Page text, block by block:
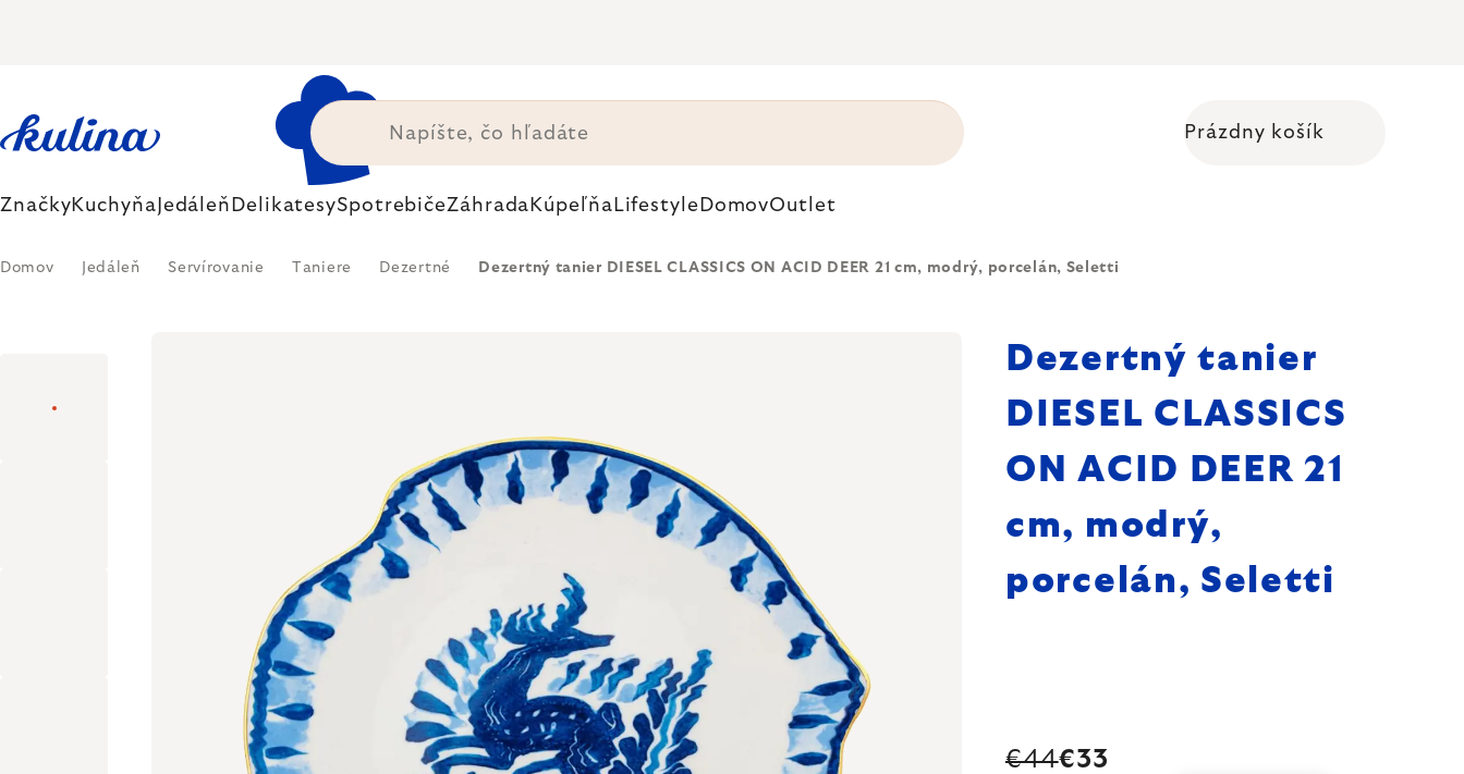
Prázdny košík
ZnačkyKuchyňa Jedáleň DelikatesySpotrebičeZáhrada Kúpeľňa Lifestyle DomovOutlet
Domov Jedáleň Servírovanie Taniere Dezertné Dezertný tanier DIESEL CLASSICS ON ACID DEER 21 cm, modrý, porcelán, Seletti
Dezertný tanier
DIESEL CLASSICS
ON ACID DEER 21
cm, modrý,
porcelán, Seletti
€44€33